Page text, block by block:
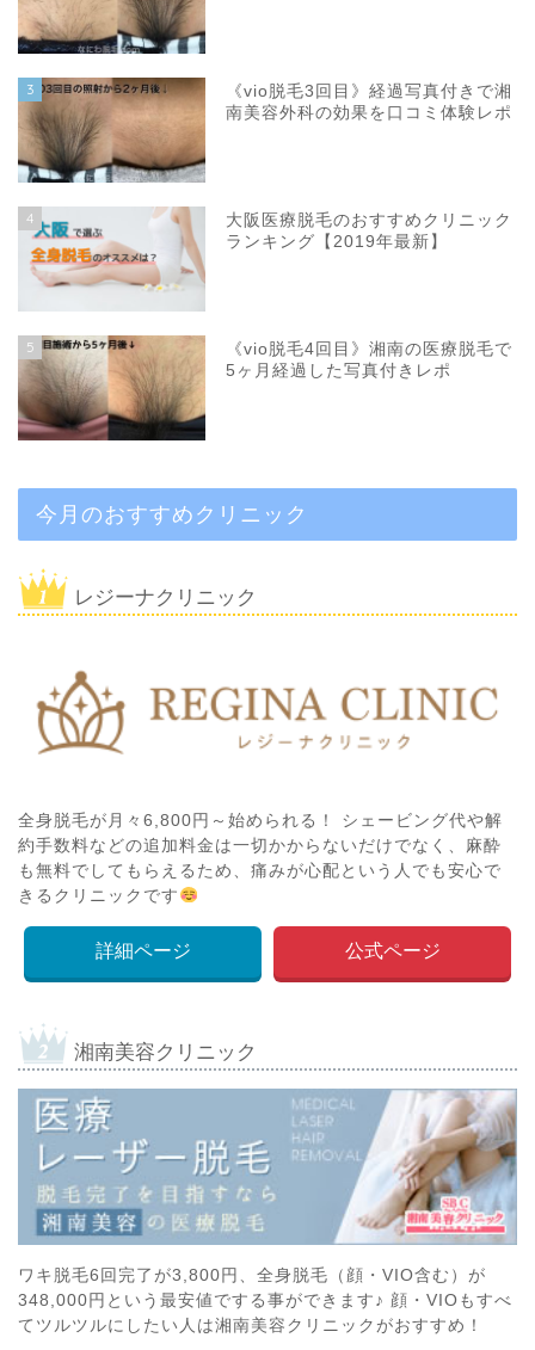
3
《vio脱毛3回目》経過写真付きで湘
南美容外科の効果を口コミ体験レポ
4
大阪医療脱毛のおすすめクリニック
ランキング【2019年最新】
5
《vio脱毛4回目》湘南の医療脱毛で
5ヶ月経過した写真付きレポ
今月のおすすめクリニック
レジーナクリニック
全身脱毛が月々6,800円～始められる！ シェービング代や解
約手数料などの追加料金は一切かからないだけでなく、麻酔
も無料でしてもらえるため、痛みが心配という人でも安心で
きるクリニックです
詳細ページ 公式ページ
湘南美容クリニック
ワキ脱毛6回完了が3,800円、全身脱毛（顔・VIO含む）が
348,000円という最安値でする事ができます♪ 顔・VIOもすべ
てツルツルにしたい人は湘南美容クリニックがおすすめ！